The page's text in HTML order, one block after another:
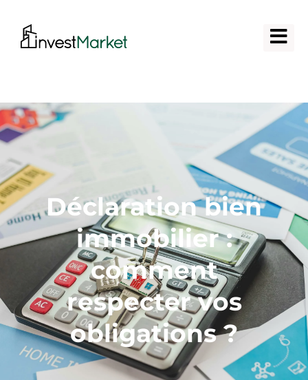
Déclaration bien
immobilier :
comment
respecter vos
obligations ?